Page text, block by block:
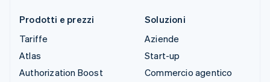
Prodotti e prezzi
Tariffe
Atlas
Authorization Boost
Soluzioni
Aziende
Start-up
Commercio agentico